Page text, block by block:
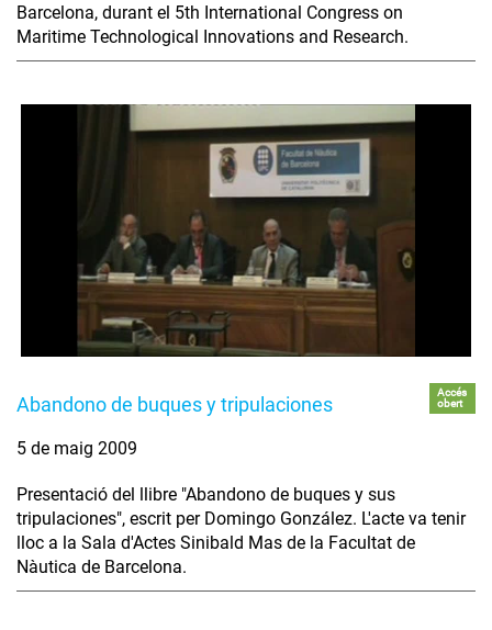
Barcelona, durant el 5th International Congress on
Maritime Technological Innovations and Research.
Abandono de buques y tripulaciones
Accés
obert
5 de maig 2009
Presentació del llibre "Abandono de buques y sus
tripulaciones", escrit per Domingo González. L'acte va tenir
lloc a la Sala d'Actes Sinibald Mas de la Facultat de
Nàutica de Barcelona.